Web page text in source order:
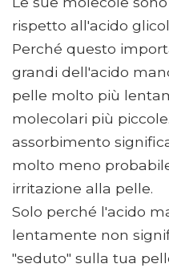
rispetto all'acido
Perché questo
grandi dell'acido
pelle molto più
molecolari più
assorbimento
molto meno
irritazione alla pelle.
Solo perché l'acido
lentamente non
"seduto" sulla tua